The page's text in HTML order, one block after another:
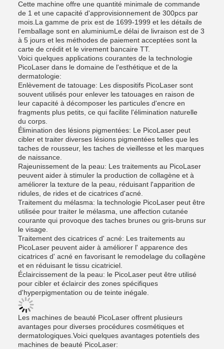
Cette machine offre une quantité minimale de commande
de 1 et une capacité d'approvisionnement de 300pcs par
mois.La gamme de prix est de 1699-1999 et les détails de
l'emballage sont en aluminiumLe délai de livraison est de 3
à 5 jours et les méthodes de paiement acceptées sont la
carte de crédit et le virement bancaire TT.
Voici quelques applications courantes de la technologie
PicoLaser dans le domaine de l'esthétique et de la
dermatologie:
Enlèvement de tatouage: Les dispositifs PicoLaser sont
souvent utilisés pour enlever les tatouages en raison de
leur capacité à décomposer les particules d'encre en
fragments plus petits, ce qui facilite l'élimination naturelle
du corps.
Élimination des lésions pigmentées: Le PicoLaser peut
cibler et traiter diverses lésions pigmentées telles que les
taches de rousseur, les taches de vieillesse et les marques
de naissance.
Rajeunissement de la peau: Les traitements au PicoLaser
peuvent aider à stimuler la production de collagène et à
améliorer la texture de la peau, réduisant l'apparition de
ridules, de rides et de cicatrices d'acné.
Traitement du mélasma: la technologie PicoLaser peut être
utilisée pour traiter le mélasma, une affection cutanée
courante qui provoque des taches brunes ou gris-bruns sur
le visage.
Traitement des cicatrices d' acné: Les traitements au
PicoLaser peuvent aider à améliorer l' apparence des
cicatrices d' acné en favorisant le remodelage du collagène
et en réduisant le tissu cicatriciel.
Éclaircissement de la peau: le PicoLaser peut être utilisé
pour cibler et éclaircir des zones spécifiques
d'hyperpigmentation ou de teinte inégale.
Les machines de beauté PicoLaser offrent plusieurs
avantages pour diverses procédures cosmétiques et
dermatologiques.Voici quelques avantages potentiels des
machines de beauté PicoLaser: